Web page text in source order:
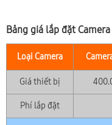
Bảng giá lắp đặt
Loại Camera
Giá thiết bị
Phí lắp đặt